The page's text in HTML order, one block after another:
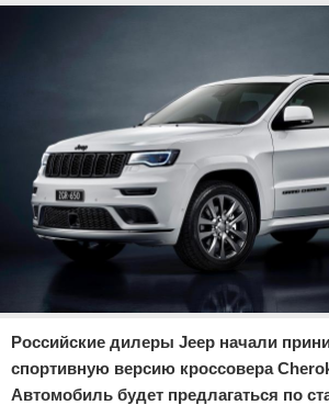
Российские дилеры Jeep начали
спортивную версию кроссовера
Автомобиль будет предлагаться по